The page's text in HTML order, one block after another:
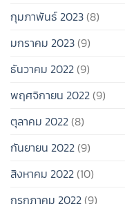
กุมภาพันธ์ 2023(8)
มกราคม 2023(9)
ธันวาคม 2022(9)
พฤศจิกายน 2022(9)
ตุลาคม 2022(8)
กันยายน 2022(9)
สิงหาคม 2022(10)
กรกฎาคม 2022(9)